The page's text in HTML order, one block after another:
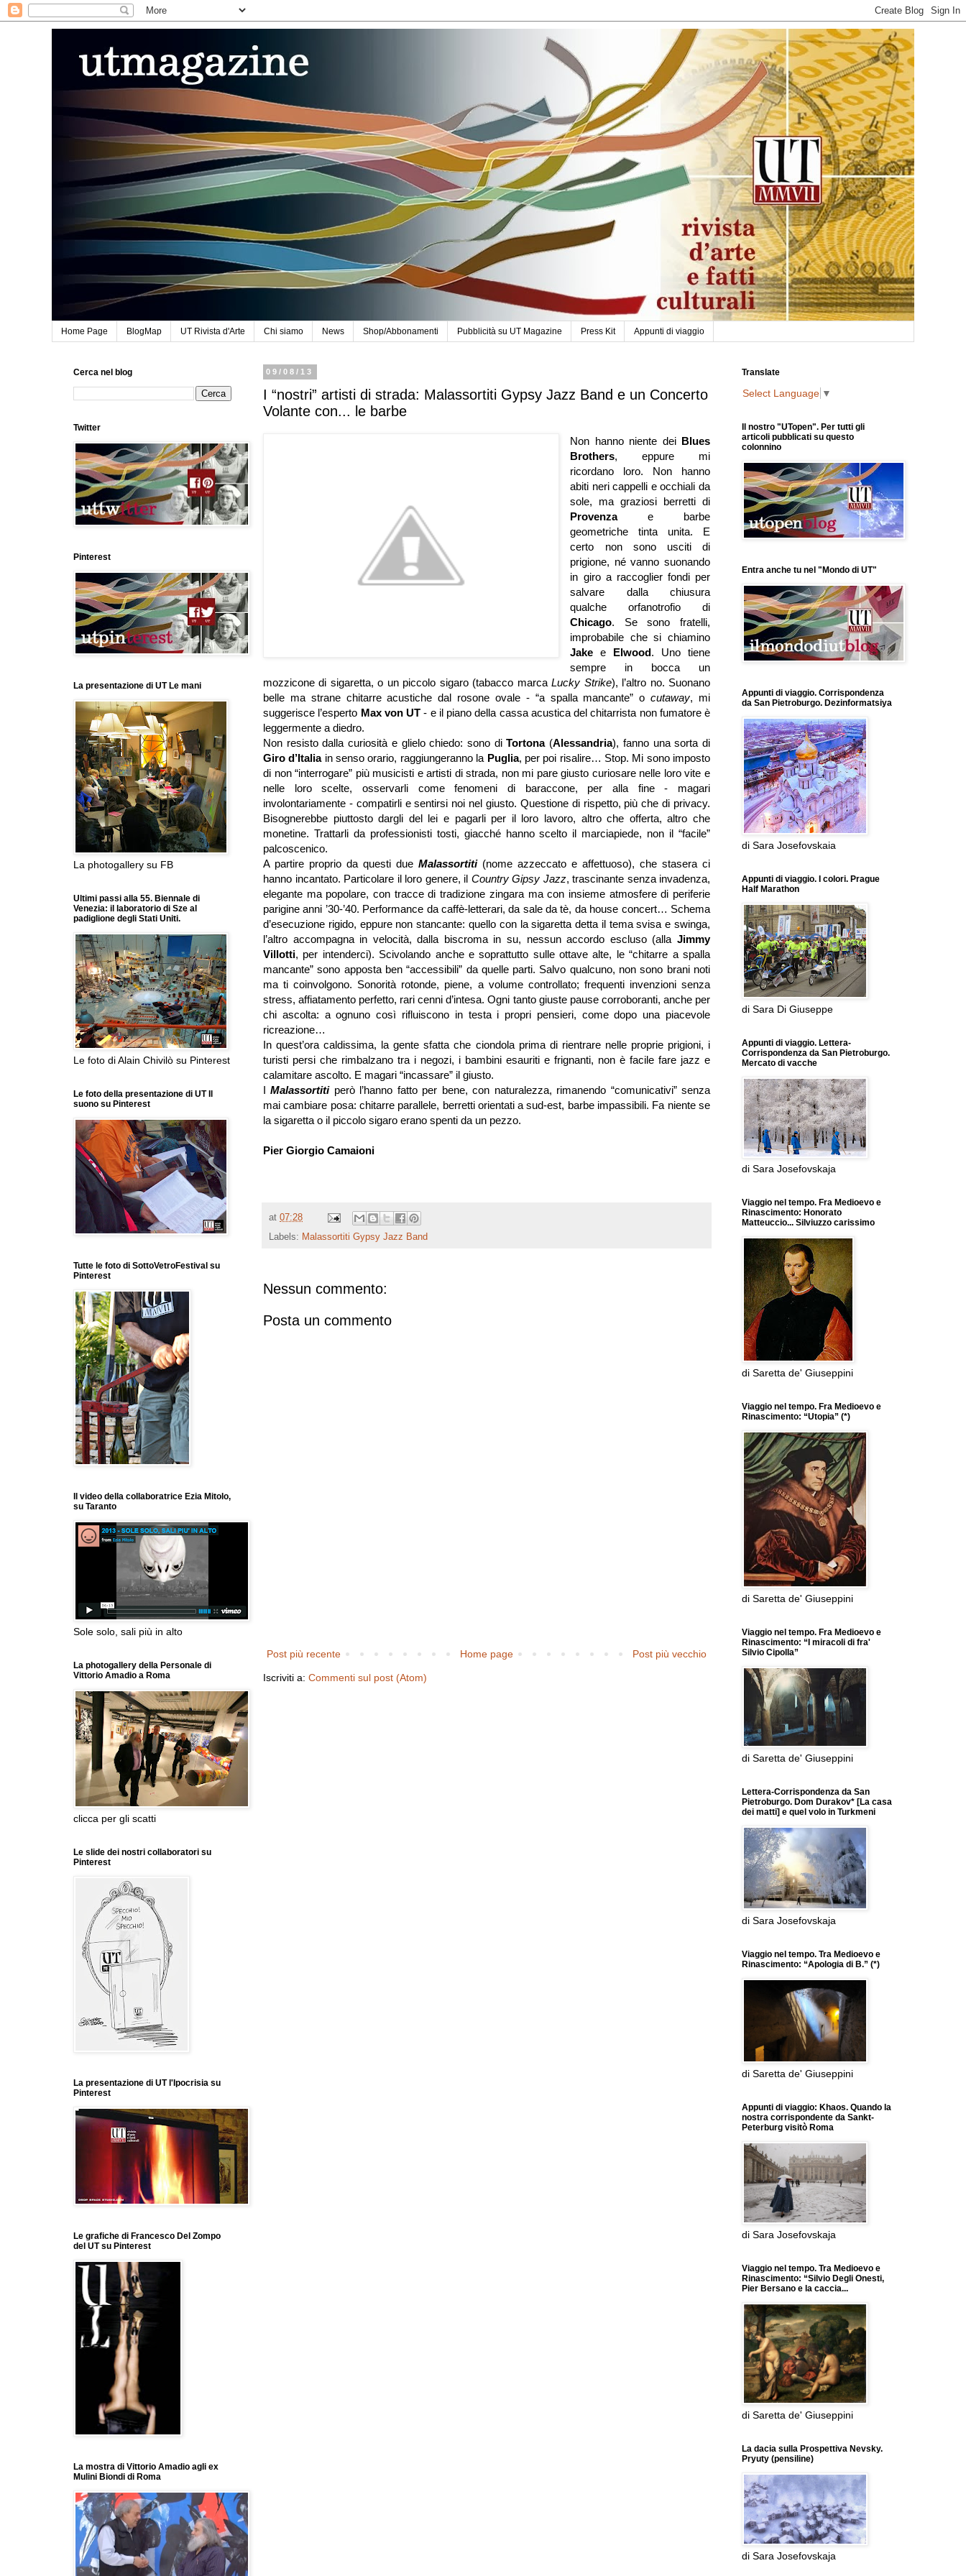
Home Page BlogMap UT Rivista d'Arte Chi siamo News Shop/Abbonamenti Pubblicità su UT Magazine Press Kit Appunti di viaggio
09/08/13
I “nostri” artisti di strada: Malassortiti Gypsy Jazz Band e un Concerto
Volante con... le barbe
Non hanno niente deiBlues
Brothers, eppure mi
ricordano loro. Non hanno
abiti neri cappelli e occhiali da
sole, ma graziosi berretti di
Provenzae barbe
geometriche tinta unita. E
certo non sono usciti di
prigione, né vanno suonando
in giro a raccoglier fondi per
salvare dalla chiusura
qualche orfanotrofio di
Chicago. Se sono fratelli,
improbabile che si chiamino
Jake e Elwood. Uno tiene
sempre in bocca un
mozzicone di sigaretta, o un piccolo sigaro (tabacco marcaLucky Strike), l’altro no. Suonano
belle ma strane chitarre acustiche dal rosone ovale - “a spalla mancante” ocutaway, mi
suggerisce l’esperto Max von UT - e il piano della cassa acustica del chitarrista non fumatore è
leggermente a diedro.
Non resisto dalla curiosità e glielo chiedo: sono diTortona (Alessandria), fanno una sorta di
Giro d’Italiain senso orario, raggiungeranno la Puglia, per poi risalire… Stop. Mi sono imposto
di non “interrogare” più musicisti e artisti di strada, non mi pare giusto curiosare nelle loro vite e
nelle loro scelte, osservarli come fenomeni di baraccone, per alla fine - magari
involontariamente - compatirli e sentirsi noi nel giusto. Questione di rispetto, più che di privacy.
Bisognerebbe piuttosto dargli del lei e pagarli per il loro lavoro, altro che offerta, altro che
monetine. Trattarli da professionisti tosti, giacché hanno scelto il marciapiede, non il “facile”
palcoscenico.
A partire proprio da questi due Malassortiti (nome azzeccato e affettuoso), che stasera ci
hanno incantato. Particolare il loro genere, il Country Gipsy Jazz, trascinante senza invadenza,
elegante ma popolare, con tracce di tradizione zingara ma con insieme atmosfere di periferie
parigine anni ’30-’40. Performance da caffè-letterari, da sale da tè, da house concert… Schema
d’esecuzione rigido, eppure non stancante: quello con la sigaretta detta il tema svisa e swinga,
l’altro accompagna in velocità, dalla biscroma in su, nessun accordo escluso (alla Jimmy
Villotti, per intenderci). Scivolando anche e soprattutto sulle ottave alte, le “chitarre a spalla
mancante” sono apposta ben “accessibili” da quelle parti. Salvo qualcuno, non sono brani noti
ma ti coinvolgono. Sonorità rotonde, piene, a volume controllato; frequenti invenzioni senza
stress, affiatamento perfetto, rari cenni d’intesa. Ogni tanto giuste pause corroboranti, anche per
chi ascolta: a ognuno così rifluiscono in testa i propri pensieri, come dopo una piacevole
ricreazione…
In quest’ora caldissima, la gente sfatta che ciondola prima di rientrare nelle proprie prigioni, i
turisti persi che rimbalzano tra i negozi, i bambini esauriti e frignanti, non è facile fare jazz e
calamitare ascolto. E magari “incassare” il giusto.
IMalassortiti però l’hanno fatto per bene, con naturalezza, rimanendo “comunicativi” senza
mai cambiare posa: chitarre parallele, berretti orientati a sud-est, barbe impassibili. Fa niente se
la sigaretta o il piccolo sigaro erano spenti da un pezzo.
Pier Giorgio Camaioni
at 07:28
Labels: Malassortiti Gypsy Jazz Band
Nessun commento:
Posta un commento
Post più recente Post più vecchio
Home page
Iscriviti a: Commenti sul post (Atom)
Cerca nel blog
Twitter
Pinterest
La presentazione di UT Le mani
La photogallery su FB
Ultimi passi alla 55. Biennale di
Venezia: il laboratorio di Sze al
padiglione degli Stati Uniti.
Le foto di Alain Chivilò su Pinterest
Le foto della presentazione di UT Il
suono su Pinterest
Tutte le foto di SottoVetroFestival su
Pinterest
Il video della collaboratrice Ezia Mitolo,
su Taranto
Sole solo, sali più in alto
La photogallery della Personale di
Vittorio Amadio a Roma
clicca per gli scatti
Le slide dei nostri collaboratori su
Pinterest
La presentazione di UT l'Ipocrisia su
Pinterest
Le grafiche di Francesco Del Zompo
del UT su Pinterest
La mostra di Vittorio Amadio agli ex
Mulini Biondi di Roma
Translate
Select Language ▼
Il nostro "UTopen". Per tutti gli
articoli pubblicati su questo
colonnino
Entra anche tu nel "Mondo di UT"
Appunti di viaggio. Corrispondenza
da San Pietroburgo. Dezinformatsiya
di Sara Josefovskaia
Appunti di viaggio. I colori. Prague
Half Marathon
di Sara Di Giuseppe
Appunti di viaggio. Lettera-
Corrispondenza da San Pietroburgo.
Mercato di vacche
di Sara Josefovskaja
Viaggio nel tempo. Fra Medioevo e
Rinascimento: Honorato
Matteuccio... Silviuzzo carissimo
di Saretta de' Giuseppini
Viaggio nel tempo. Fra Medioevo e
Rinascimento: “Utopia” (*)
di Saretta de' Giuseppini
Viaggio nel tempo. Fra Medioevo e
Rinascimento: “I miracoli di fra'
Silvio Cipolla”
di Saretta de' Giuseppini
Lettera-Corrispondenza da San
Pietroburgo. Dom Durakov* [La casa
dei matti] e quel volo in Turkmeni
di Sara Josefovskaja
Viaggio nel tempo. Tra Medioevo e
Rinascimento: “Apologia di B.” (*)
di Saretta de' Giuseppini
Appunti di viaggio: Khaos. Quando la
nostra corrispondente da Sankt-
Peterburg visitò Roma
di Sara Josefovskaja
Viaggio nel tempo. Tra Medioevo e
Rinascimento: “Silvio Degli Onesti,
Pier Bersano e la caccia...
di Saretta de' Giuseppini
La dacia sulla Prospettiva Nevsky.
Pryuty (pensiline)
di Sara Josefovskaja